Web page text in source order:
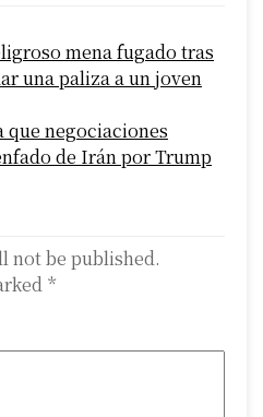
mena fugado tras
una paliza a un joven
que negociaciones
de Irán por Trump
not be published.
*